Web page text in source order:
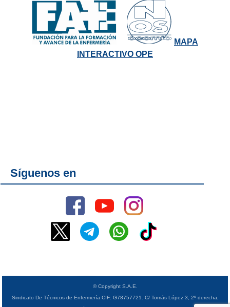
MAPA
INTERACTIVO OPE
Síguenos en
© Copyright S.A.E.
Sindicato De Técnicos de Enfermería CIF: G78757721. C/ Tomás López 3, 2º derecha,